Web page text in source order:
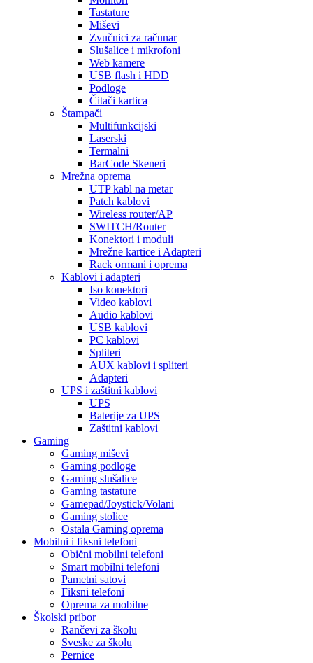
Tastature
Miševi
Zvučnici za računar
Slušalice i mikrofoni
Web kamere
USB flash i HDD
Podloge
Čitači kartica
Štampači
Multifunkcijski
Laserski
Termalni
BarCode Skeneri
Mrežna oprema
UTP kabl na metar
Patch kablovi
Wireless router/AP
SWITCH/Router
Konektori i moduli
Mrežne kartice i Adapteri
Rack ormani i oprema
Kablovi i adapteri
Iso konektori
Video kablovi
Audio kablovi
USB kablovi
PC kablovi
Spliteri
AUX kablovi i spliteri
Adapteri
UPS i zaštitni kablovi
UPS
Baterije za UPS
Zaštitni kablovi
Gaming
Gaming miševi
Gaming podloge
Gaming slušalice
Gaming tastature
Gamepad/Joystick/Volani
Gaming stolice
Ostala Gaming oprema
Mobilni i fiksni telefoni
Obični mobilni telefoni
Smart mobilni telefoni
Pametni satovi
Fiksni telefoni
Oprema za mobilne
Školski pribor
Rančevi za školu
Sveske za školu
Pernice